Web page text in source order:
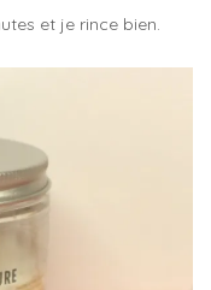
et je rince bien.